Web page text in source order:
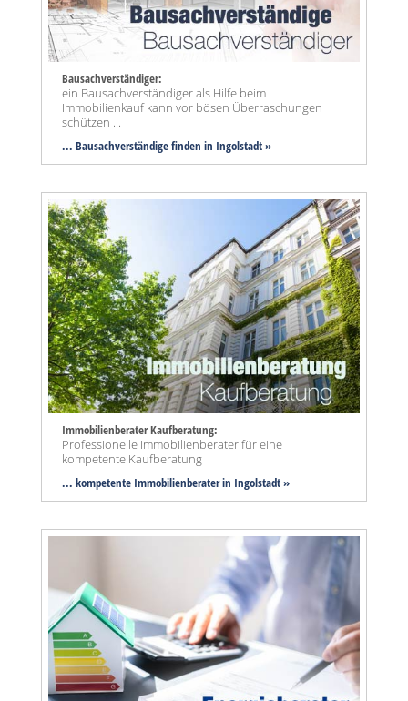
Bausachverständiger:
ein Bausachverständiger als Hilfe beim
Immobilienkauf kann vor bösen Überraschungen
schützen ...
... Bausachverständige finden in Ingolstadt »
Immobilienberater Kaufberatung:
Professionelle Immobilienberater für eine
kompetente Kaufberatung
... kompetente Immobilienberater in Ingolstadt »